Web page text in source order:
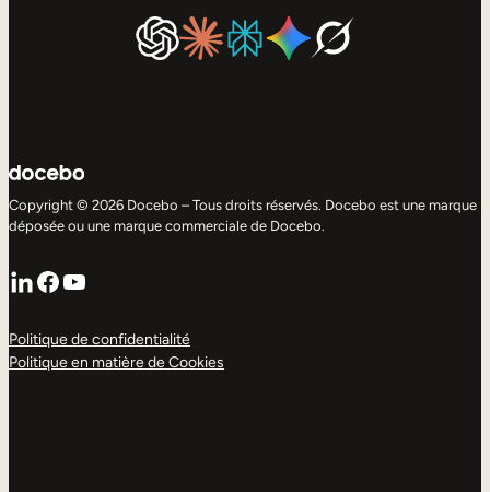
Copyright © 2026 Docebo – Tous droits réservés. Docebo est une marque
déposée ou une marque commerciale de Docebo.
LinkedIn
Facebook
YouTube
Politique de confidentialité
Politique en matière de Cookies